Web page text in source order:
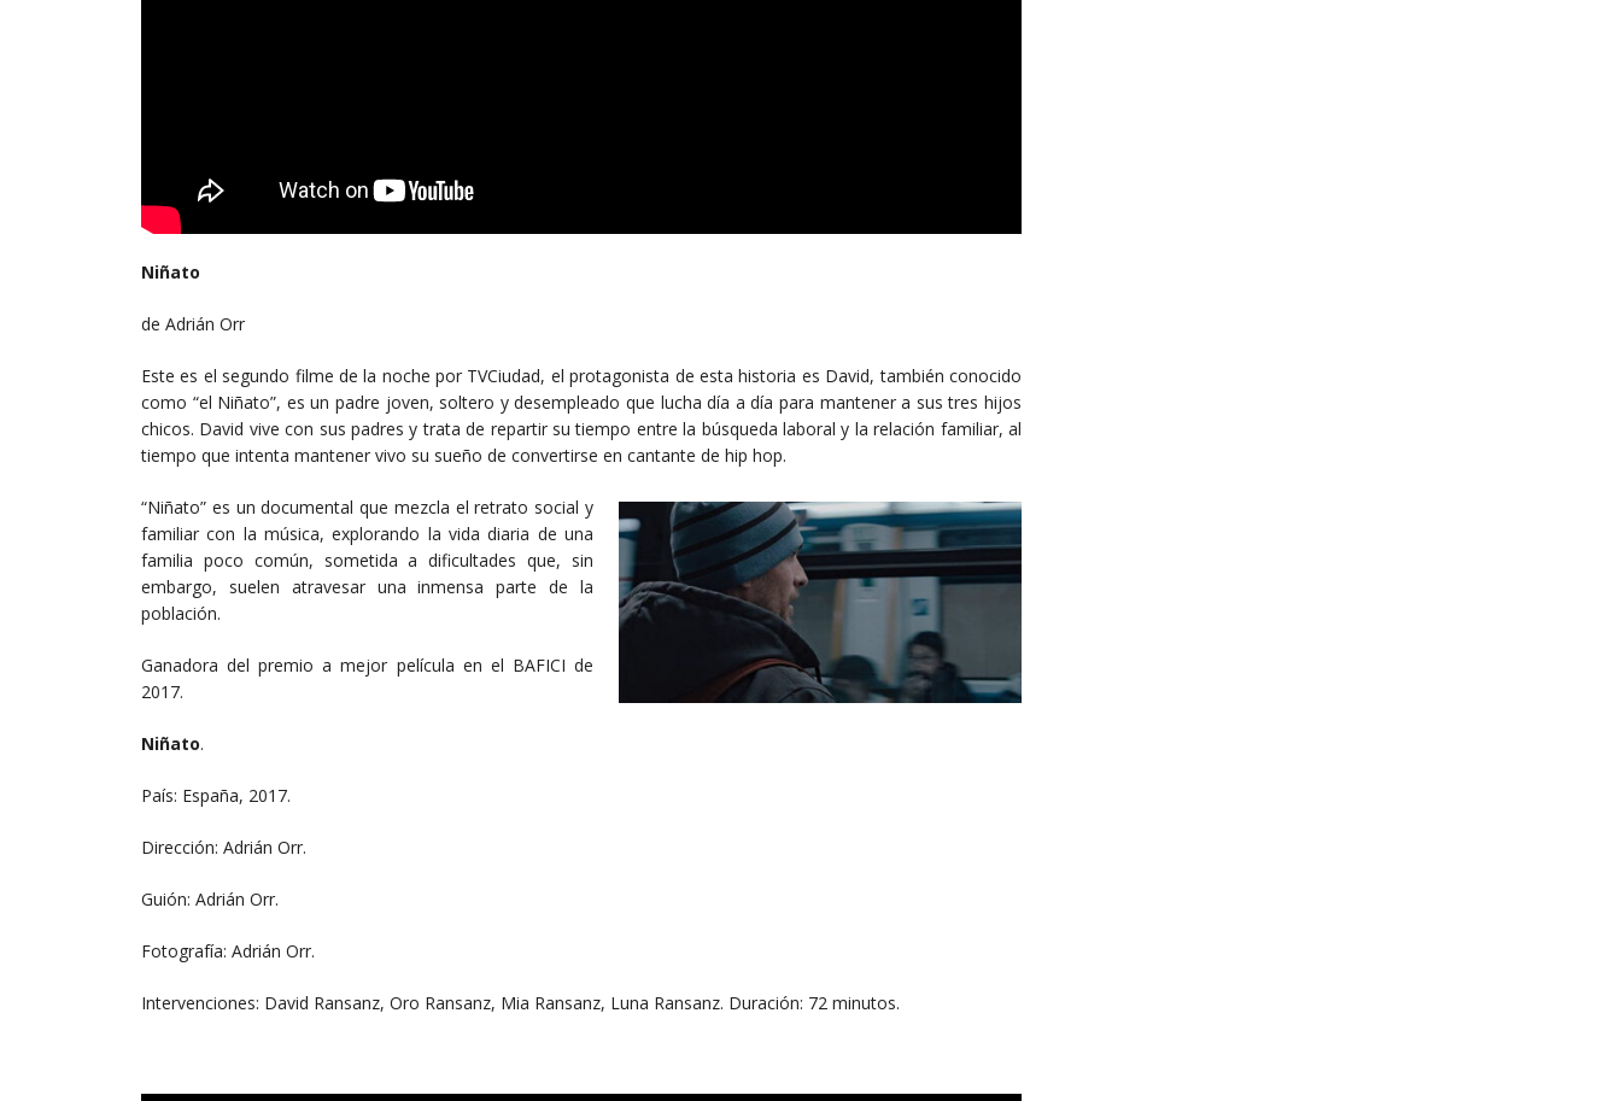
Niñato
de Adrián Orr
Este es el segundo filme de la noche por TVCiudad, el protagonista de esta historia es David, también conocido
como “el Niñato”, es un padre joven, soltero y desempleado que lucha día a día para mantener a sus tres hijos
chicos. David vive con sus padres y trata de repartir su tiempo entre la búsqueda laboral y la relación familiar, al
tiempo que intenta mantener vivo su sueño de convertirse en cantante de hip hop.
“Niñato” es un documental que mezcla el retrato social y
familiar con la música, explorando la vida diaria de una
familia poco común, sometida a dificultades que, sin
embargo, suelen atravesar una inmensa parte de la
población.
Ganadora del premio a mejor película en el BAFICI de
2017.
Niñato.
País: España, 2017.
Dirección: Adrián Orr.
Guión: Adrián Orr.
Fotografía: Adrián Orr.
Intervenciones: David Ransanz, Oro Ransanz, Mia Ransanz, Luna Ransanz. Duración: 72 minutos.